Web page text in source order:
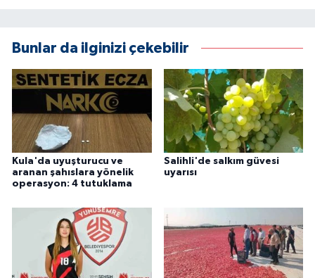
Bunlar da ilginizi çekebilir
Kula'da uyuşturucu ve
aranan şahıslara yönelik
operasyon: 4 tutuklama
Salihli'de salkım güvesi
uyarısı